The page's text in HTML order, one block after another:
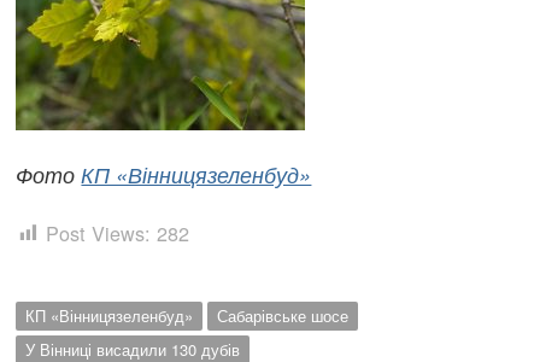
ФотоКП «Вінницязеленбуд»
Post Views: 282
КП «Вінницязеленбуд»
Сабарівське шосе
У Вінниці висадили 130 дубів